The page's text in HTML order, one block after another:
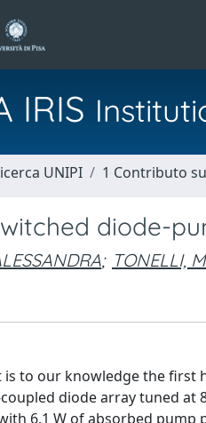
IRIS
UNIPI 1 Contributo
diode-
; TONELLI,
to our knowledge the first
diode array tuned at
6.1 W of absorbed pump